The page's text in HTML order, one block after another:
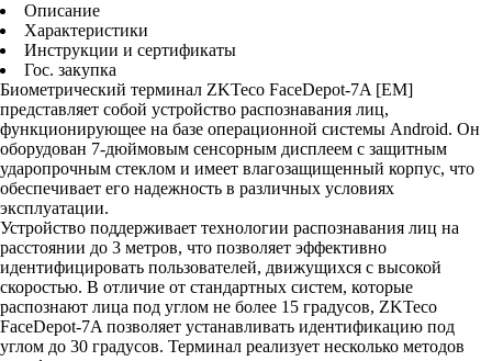
Описание
Характеристики
Инструкции и сертификаты
Гос. закупка
Биометрический терминал ZKTeco FaceDepot-7A [EM]
представляет собой устройство распознавания лиц,
функционирующее на базе операционной системы Android. Он
оборудован 7-дюймовым сенсорным дисплеем с защитным
ударопрочным стеклом и имеет влагозащищенный корпус, что
обеспечивает его надежность в различных условиях
эксплуатации.
Устройство поддерживает технологии распознавания лиц на
расстоянии до 3 метров, что позволяет эффективно
идентифицировать пользователей, движущихся с высокой
скоростью. В отличие от стандартных систем, которые
распознают лица под углом не более 15 градусов, ZKTeco
FaceDepot-7A позволяет устанавливать идентификацию под
углом до 30 градусов. Терминал реализует несколько методов